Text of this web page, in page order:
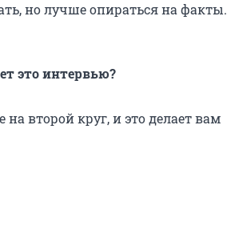
но лучше опираться на факты.
это интервью?
на второй круг, и это делает вам